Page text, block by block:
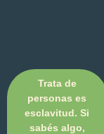
Trata de
personas es
esclavitud. Si
sabés algo,